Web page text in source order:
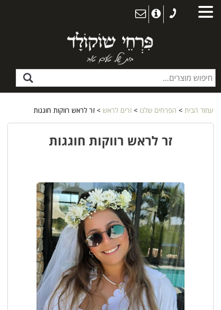
עמוד הבית > הפרחים שלנו > זרים לראש > זר לראש רווקות חוגגות
זר לראש רווקות חוגגות